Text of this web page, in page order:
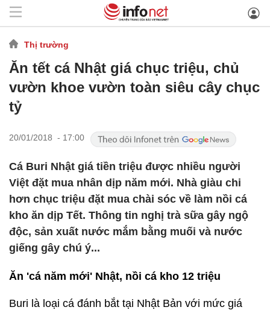
Thị trường
Ăn tết cá Nhật giá chục triệu, chủ
vườn khoe vườn toàn siêu cây chục
tỷ
20/01/2018 - 17:00
Cá Buri Nhật giá tiền triệu được nhiều người
Việt đặt mua nhân dịp năm mới. Nhà giàu chi
hơn chục triệu đặt mua chài sóc về làm nồi cá
kho ăn dịp Tết. Thông tin nghị trà sữa gây ngộ
độc, sản xuất nước mắm bằng muối và nước
giếng gây chú ý...
Ăn 'cá năm mới' Nhật, nồi cá kho 12 triệu
Buri là loại cá đánh bắt tại Nhật Bản với mức giá